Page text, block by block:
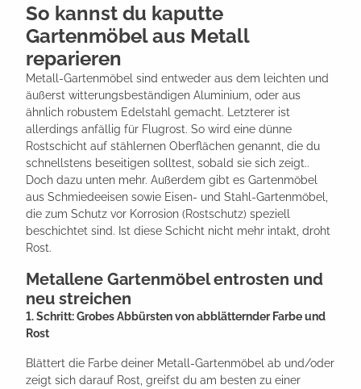
So kannst du kaputte
Gartenmöbel aus Metall
reparieren
Metall-Gartenmöbel sind entweder aus dem leichten und
äußerst witterungsbeständigen Aluminium, oder aus
ähnlich robustem Edelstahl gemacht. Letzterer ist
allerdings anfällig für Flugrost. So wird eine dünne
Rostschicht auf stählernen Oberflächen genannt, die du
schnellstens beseitigen solltest, sobald sie sich zeigt..
Doch dazu unten mehr. Außerdem gibt es Gartenmöbel
aus Schmiedeeisen sowie Eisen- und Stahl-Gartenmöbel,
die zum Schutz vor Korrosion (Rostschutz) speziell
beschichtet sind. Ist diese Schicht nicht mehr intakt, droht
Rost.
Metallene Gartenmöbel entrosten und
neu streichen
1. Schritt: Grobes Abbürsten von abblätternder Farbe und
Rost
Blättert die Farbe deiner Metall-Gartenmöbel ab und/oder
zeigt sich darauf Rost, greifst du am besten zu einer